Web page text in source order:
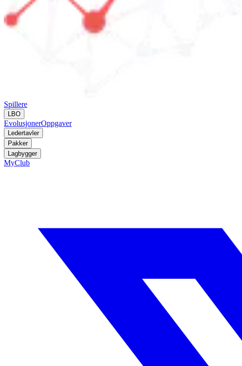
Spillere
LBO
EvolusjonerOppgaver
Ledertavler
Pakker
Lagbygger
MyClub